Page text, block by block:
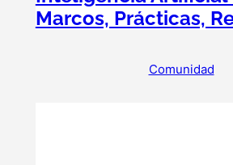
Marcos, Prácticas,
Comunidad